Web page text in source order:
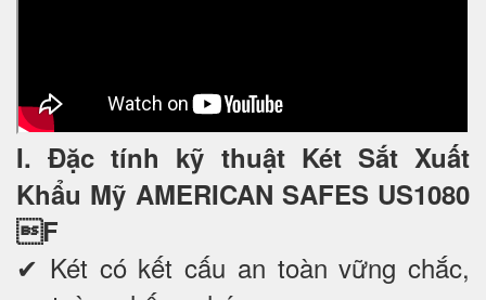
I. Đặc tính kỹ thuật Két Sắt Xuất
Khẩu Mỹ AMERICAN SAFES US1080
F
✔ Két có kết cấu an toàn vững chắc,